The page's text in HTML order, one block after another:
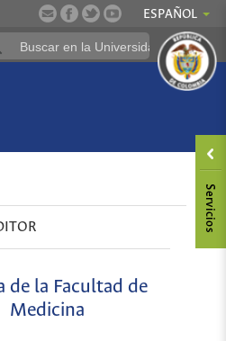
ESPAÑOL
de la Facultad de
Medicina